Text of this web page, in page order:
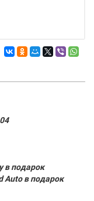
в подарок
Auto в подарок